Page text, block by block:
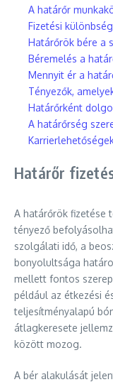
A határőr
Fizetési
Határőrök bére a
Béremelés a
Mennyit ér a
Tényezők,
Határőrként
A határőrség
Határőr
A határőrök fizetése
tényező
szolgálati idő, a
bonyolultsága
mellett fontos
például az étkezési
teljesítményalapú
átlagkeresete
között mozog.
A bér alakulását